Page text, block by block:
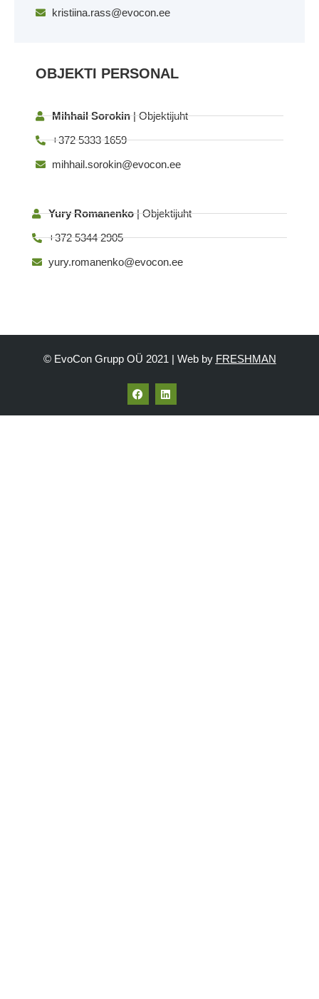
kristiina.rass@evocon.ee
OBJEKTI PERSONAL
Mihhail Sorokin| Objektijuht
+372 5333 1659
mihhail.sorokin@evocon.ee
Yury Romanenko| Objektijuht
+372 5344 2905
yury.romanenko@evocon.ee
© EvoCon Grupp OÜ 2021 | Web by FRESHMAN
F
a
c
e
L
i
n
k